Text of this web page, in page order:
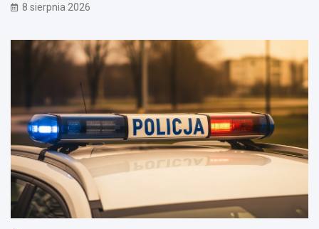
8 sierpnia 2026